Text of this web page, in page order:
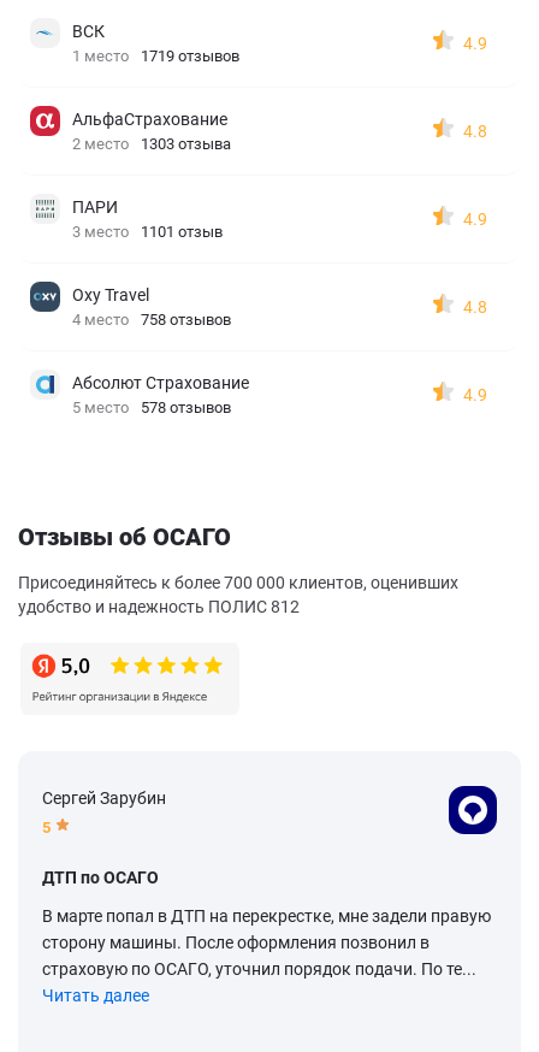
ВСК
1 место 1719 отзывов
4.9
АльфаСтрахование
2 место 1303 отзыва
4.8
ПАРИ
3 место 1101 отзыв
4.9
Oxy Travel
4 место 758 отзывов
4.8
Абсолют Страхование
5 место 578 отзывов
4.9
Отзывы об ОСАГО
Присоединяйтесь к более 700 000 клиентов, оценивших
удобство и надежность ПОЛИС 812
Сергей Зарубин
5
ДТП по ОСАГО
В марте попал в ДТП на перекрестке, мне задели правую
сторону машины. После оформления позвонил в
страховую по ОСАГО, уточнил порядок подачи. По те...
Читать далее